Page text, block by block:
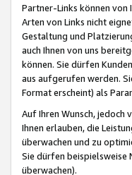
Partner-Links können von
Arten von Links nicht
Gestaltung und
auch Ihnen von uns
können. Sie dürfen
aus aufgerufen werden.
Format erscheint) als
Auf Ihren Wunsch, jedoch
Ihnen erlauben, die
überwachen und zu
Sie dürfen beispielsweise
überwachen).